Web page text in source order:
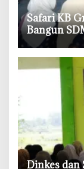
‎Safari KB
Bangun
‎Dinkes dan